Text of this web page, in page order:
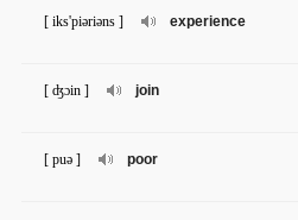
experience
[ iks'piəriəns ]
join
[ ʤɔin ]
poor
[ puə ]